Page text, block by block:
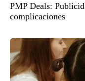
PMP Deals:
complicaciones